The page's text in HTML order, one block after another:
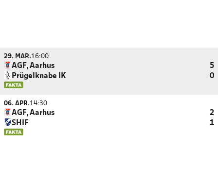
29. MAR.16:00
AGF, Aarhus
5
Prügelknabe IK
0
06. APR.14:30
AGF, Aarhus
2
SHIF
1